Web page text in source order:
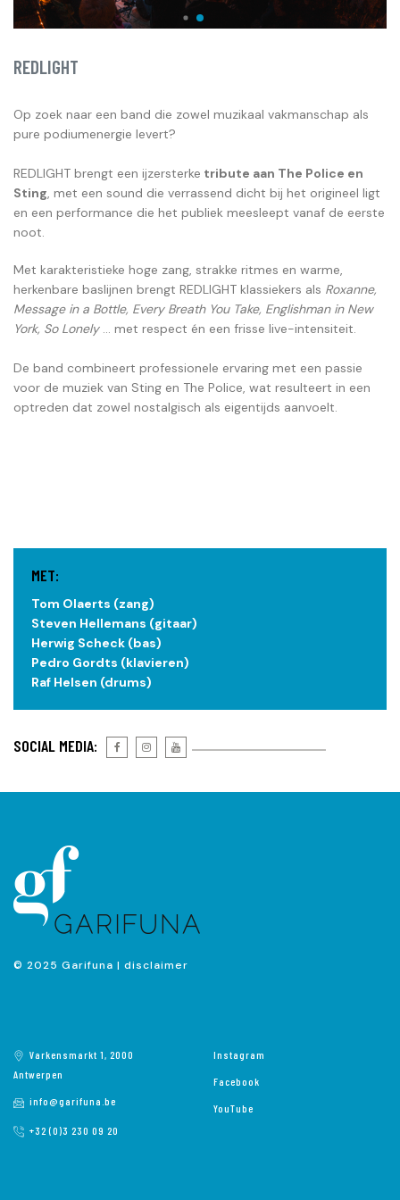
REDLIGHT
Op zoek naar een band die zowel muzikaal vakmanschap als
pure podiumenergie levert?
REDLIGHT brengt een ijzersterke tribute aan The Police en
Sting, met een sound die verrassend dicht bij het origineel ligt
en een performance die het publiek meesleept vanaf de eerste
noot.
Met karakteristieke hoge zang, strakke ritmes en warme,
herkenbare baslijnen brengt REDLIGHT klassiekers als Roxanne,
Message in a Bottle, Every Breath You Take, Englishman in New
York, So Lonely... met respect én een frisse live-intensiteit.
De band combineert professionele ervaring met een passie
voor de muziek van Sting en The Police, wat resulteert in een
optreden dat zowel nostalgisch als eigentijds aanvoelt.
MET:
Tom Olaerts (zang)
Steven Hellemans (gitaar)
Herwig Scheck (bas)
Pedro Gordts (klavieren)
Raf Helsen (drums)
SOCIAL MEDIA:
© 2025 Garifuna | disclaimer
Varkensmarkt 1, 2000
Antwerpen
info@garifuna.be
+32 (0)3 230 09 20
Instagram
Facebook
YouTube